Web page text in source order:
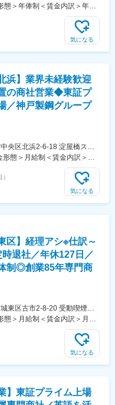
煙対策：敷地内全面禁煙変更
態＞年俸制＜賃金内訳＞年額
定残業手当/月：22,400円～
過した時間外労働の残業手
円（12分割）（一律手当を
気になる
浜】業界未経験歓迎
の商社営業◆東証プ
／神戸製鋼グループ
央区北浜2-6-18 淀屋橋スク
り変更の範囲：全国の当社拠
態＞月給制＜賃金内訳＞月
月給＞330,000円～600,000円
＞※予定年収はあくまでも目
能性があります。■昇給：年
気になる
区】経理アシ※仕訳～
退社／年休127日／
制◎創業85年専門商
東区古市2-8-20 受動喫煙対
る事業所
態＞月給制＜賃金内訳＞月額
残業手当/月：30,000円～
過した時間外労働の残業手
円（一律手当を含む）＜昇
気になる
】東証プライム上場